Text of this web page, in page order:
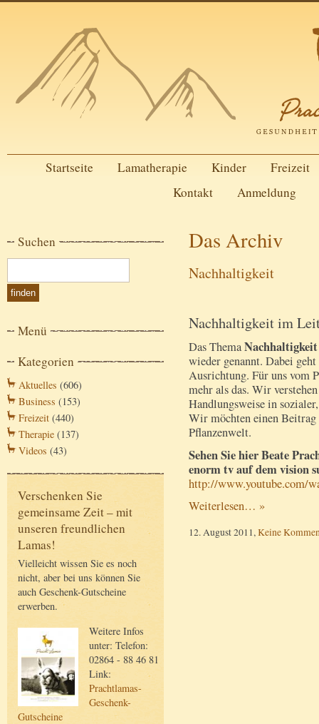
Startseite Lamatherapie Kinder
Freizeit
Kontakt
Anmeldung
Suchen
Menü
Kategorien
Aktuelles (606)
Business (153)
Freizeit (440)
Therapie (137)
Videos (43)
Verschenken Sie
gemeinsame Zeit – mit
unseren freundlichen
Lamas!
Vielleicht wissen Sie es noch
nicht, aber bei uns können Sie
auch Geschenk-Gutscheine
erwerben.
Weitere Infos
unter: Telefon:
02864 - 88 46 81
Link:
Prachtlamas-
Geschenk-
Gutscheine
Das Archiv
Nachhaltigkeit
Nachhaltigkeit im
Das Thema
wieder genannt. Dabei
Ausrichtung. Für uns vom
mehr als das. Wir
Handlungsweise in
Wir möchten einen
Pflanzenwelt.
Sehen Sie hier Beate
enorm tv auf dem vision
http://www.youtube.com/
Weiterlesen… »
12. August 2011, Keine